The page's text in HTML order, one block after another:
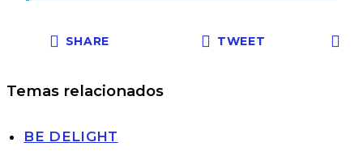
SHARE TWEET
Temas relacionados
BE DELIGHT